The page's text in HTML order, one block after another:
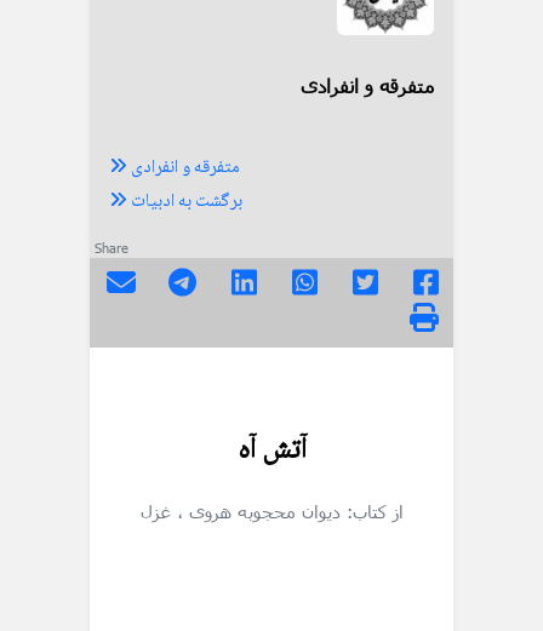
متفرقه و انفرادی
متفرقه و انفرادی
برگشت به ادبیات
Share
آتش آه
از کتاب: دیوان محجوبه هروی ، غزل